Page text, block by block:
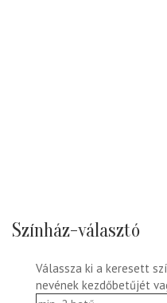
Színház-választó
Válassza ki a keresett
nevének kezdőbetűjét